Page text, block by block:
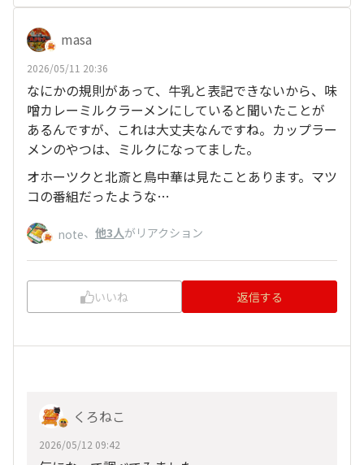
masa
2026/05/11 20:36
なにかの規則があって、牛乳と表記できないから、味
噌カレーミルクラーメンにしていると聞いたことが
あるんですが、これは大丈夫なんですね。カップラー
メンのやつは、ミルクになってました。
オホーツクと北斎と鳥中華は見たことあります。マツ
コの番組だったような…
note、 他3人がリアクション
いいね 返信する
くろねこ
2026/05/12 09:42